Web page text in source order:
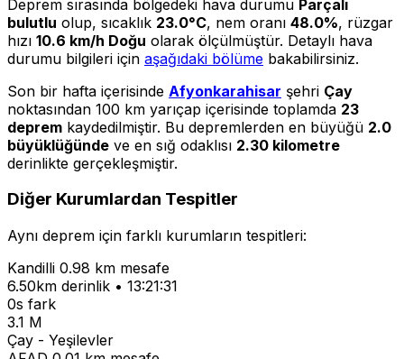
Deprem sırasında bölgedeki hava durumu Parçalı
bulutlu olup, sıcaklık 23.0°C, nem oranı 48.0%, rüzgar
hızı 10.6 km/h Doğu olarak ölçülmüştür. Detaylı hava
durumu bilgileri için aşağıdaki bölüme bakabilirsiniz.
Son bir hafta içerisinde Afyonkarahisar şehri Çay
noktasından 100 km yarıçap içerisinde toplamda 23
deprem kaydedilmiştir. Bu depremlerden en büyüğü 2.0
büyüklüğünde ve en sığ odaklısı 2.30 kilometre
derinlikte gerçekleşmiştir.
Diğer Kurumlardan Tespitler
Aynı deprem için farklı kurumların tespitleri:
Kandilli 0.98 km mesafe
6.50km derinlik • 13:21:31
0s fark
3.1 M
Çay - Yeşilevler